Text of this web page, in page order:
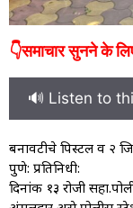
👇समाचार सुनने के
🔊 Listen to
बनावटीचे पिस्टल व २
पुणे: प्रतिनिधी:
दिनांक १३ रोजी